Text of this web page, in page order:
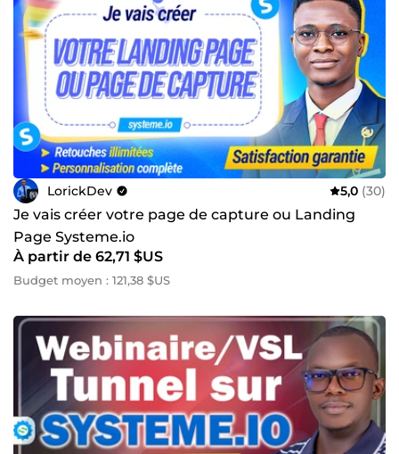
LorickDev 5,0 (30)
Je vais créer votre page de capture ou Landing
Page Systeme.io
À partir de 62,71 $US
Budget moyen : 121,38 $US